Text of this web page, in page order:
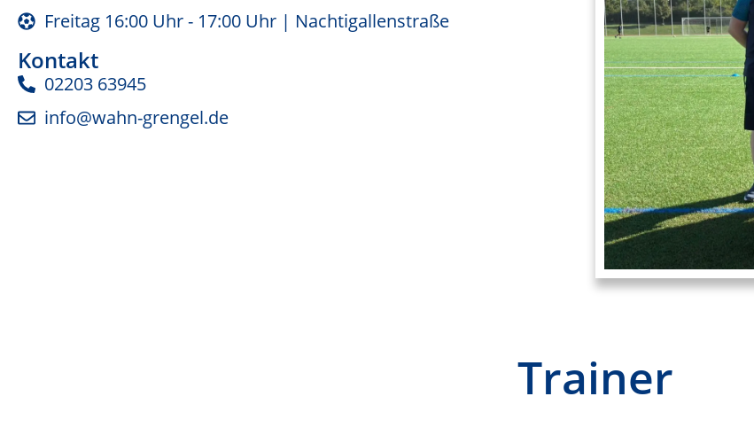
Freitag 16:00 Uhr - 17:00 Uhr | Nachtigallenstraße
Kontakt
02203 63945
info@wahn-grengel.de
Trainer